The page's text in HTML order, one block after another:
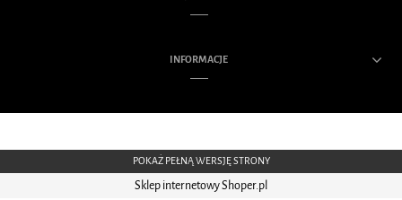
INFORMACJE
POKAŻ PEŁNĄ WERSJĘ STRONY
Sklep internetowy Shoper.pl